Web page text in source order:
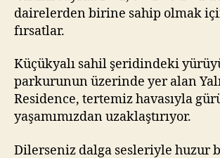
dairelerden birine sahip olmak
fırsatlar.
Küçükyalı sahil şeridindeki
parkurunun üzerinde yer alan
Residence, tertemiz havasıyla
yaşamımızdan uzaklaştırıyor.
Dilerseniz dalga sesleriyle huzur